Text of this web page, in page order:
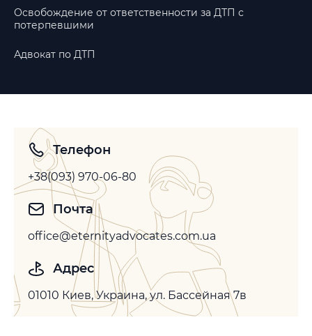
Освобождение от ответственности за ДТП с
потерпевшими
Адвокат по ДТП
Телефон
+38(093) 970-06-80
Почта
office@eternityadvocates.com.ua
Адрес
01010 Киев, Украина, ул. Бассейная 7в